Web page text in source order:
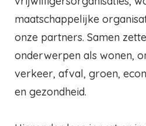
maatschappelijke
onze partners. Samen
onderwerpen als wonen,
verkeer, afval, groen,
en gezondheid.